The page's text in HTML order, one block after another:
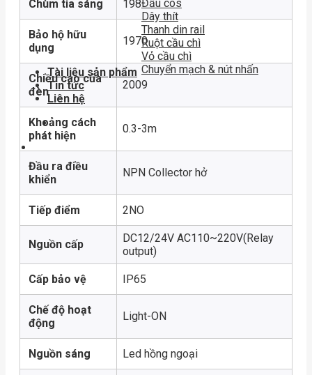
Đầu cos
Dây thít
Thanh din rail
Ruột cầu chì
Vỏ cầu chì
Chuyển mạch & nút nhấn
Tài liệu sản phẩm
Tin tức
Liên hệ
Chùm tia sáng 198
Bảo hộ hữu
dụng
1970
Chiều cao của
đèn
2009
Khoảng cách
phát hiện
0.3-3m
Đầu ra điều
khiển
NPN Collector hở
Tiếp điểm 2NO
Nguồn cấp
DC12/24V AC110~220V(Relay
output)
Cấp bảo vệ IP65
Chế độ hoạt
động
Light-ON
Nguồn sáng Led hồng ngoại